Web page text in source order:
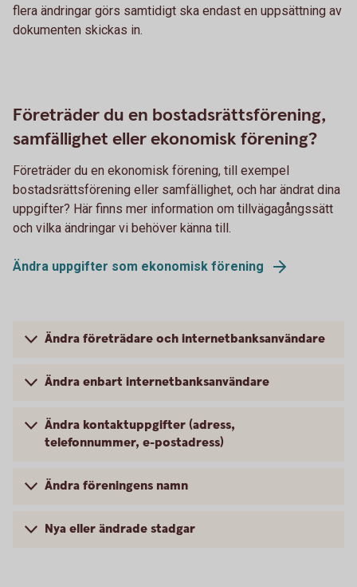
flera ändringar görs samtidigt ska endast en uppsättning av
dokumenten skickas in.
Företräder du en bostadsrättsförening,
samfällighet eller ekonomisk förening?
Företräder du en ekonomisk förening, till exempel
bostadsrättsförening eller samfällighet, och har ändrat dina
uppgifter? Här finns mer information om tillvägagångssätt
och vilka ändringar vi behöver känna till.
Ändra uppgifter som ekonomisk förening
Ändra företrädare och internetbanksanvändare
Ändra enbart internetbanksanvändare
Ändra kontaktuppgifter (adress,
telefonnummer, e-postadress)
Ändra föreningens namn
Nya eller ändrade stadgar